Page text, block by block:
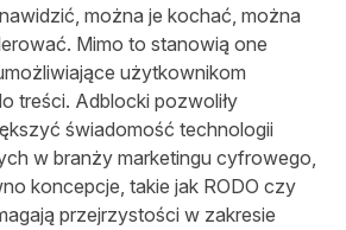
można je kochać, można
Mimo to stanowią one
użytkownikom
treści. Adblocki pozwoliły
świadomość technologii
w branży marketingu cyfrowego,
koncepcje, takie jak RODO czy
przejrzystości w zakresie